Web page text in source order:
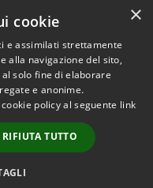
© 2026 • Comune di
Podenzana • Powered by
Municipium•
Accesso
redazione
×
cookie
e assimilati strettamente
alla navigazione del sito,
solo fine di elaborare
e anonime.
policy al seguente link
RIFIUTA TUTTO